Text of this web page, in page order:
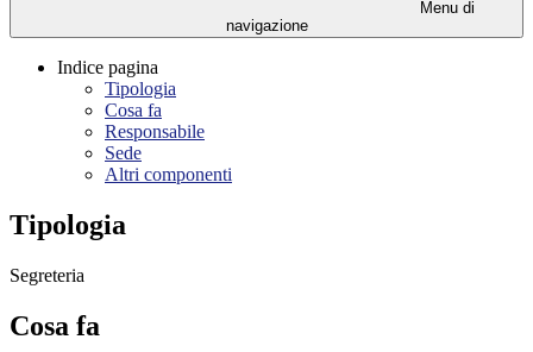
Menu di
navigazione
Indice pagina
Tipologia
Cosa fa
Responsabile
Sede
Altri componenti
Tipologia
Segreteria
Cosa fa